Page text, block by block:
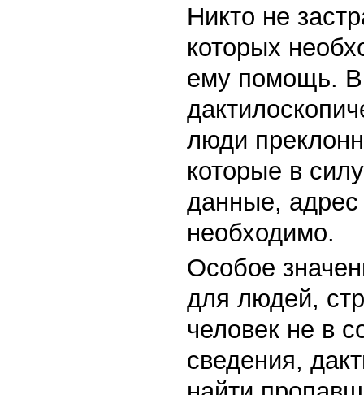
Никто не
которых
ему помощь. В
люди
которые в
данные, адрес
необходимо.
Особое
для людей,
человек не в
сведения,